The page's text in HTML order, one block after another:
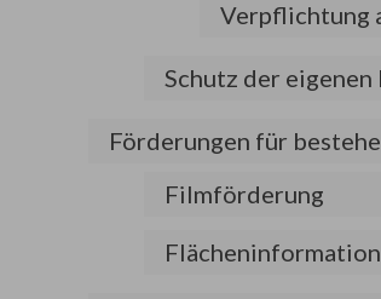
Verpflichtung
Schutz der eigenen
Förderungen für
Filmförderung